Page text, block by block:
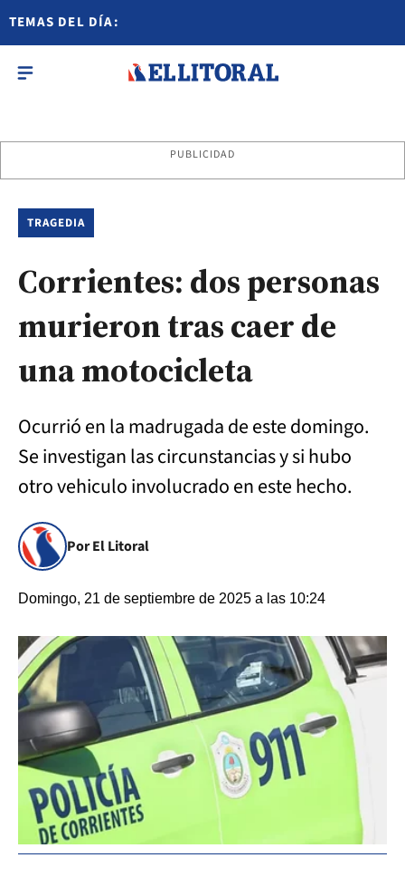
TEMAS DEL DÍA:
PUBLICIDAD
TRAGEDIA
Corrientes: dos personas
murieron tras caer de
una motocicleta
Ocurrió en la madrugada de este domingo.
Se investigan las circunstancias y si hubo
otro vehiculo involucrado en este hecho.
Por El Litoral
Domingo, 21 de septiembre de 2025 a las 10:24